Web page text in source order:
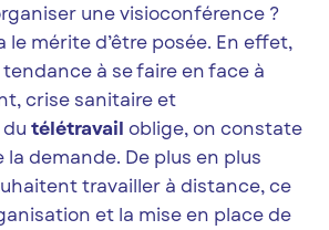
une visioconférence ?
mérite d’être posée. En effet,
à se faire en face à
crise sanitaire et
télétravail oblige, on constate
demande. De plus en plus
travailler à distance, ce
et la mise en place de